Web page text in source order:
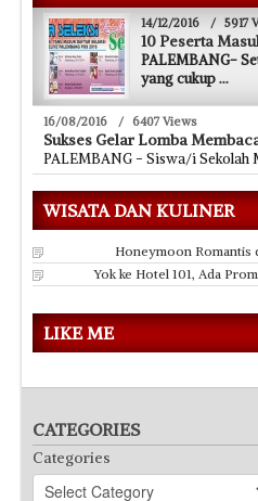
14/12/2016 / 5917
10 Peserta
PALEMBANG-
yang cukup...
16/08/2016 / 6407 Views
Sukses Gelar Lomba
PALEMBANG - Siswa/i Sekolah
WISATA DAN KULINER
Honeymoon Romantis
Yok ke Hotel 101, Ada
LIKE ME
CATEGORIES
Categories